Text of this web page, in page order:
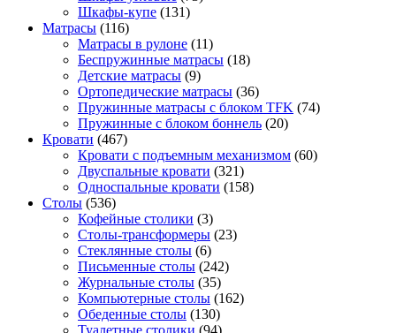
Шкафы-купе (131)
Матрасы (116)
Матрасы в рулоне (11)
Беспружинные матрасы (18)
Детские матрасы (9)
Ортопедические матрасы (36)
Пружинные матрасы с блоком TFK (74)
Пружинные с блоком боннель (20)
Кровати (467)
Кровати с подъемным механизмом (60)
Двуспальные кровати (321)
Односпальные кровати (158)
Столы (536)
Кофейные столики (3)
Столы-трансформеры (23)
Стеклянные столы (6)
Письменные столы (242)
Журнальные столы (35)
Компьютерные столы (162)
Обеденные столы (130)